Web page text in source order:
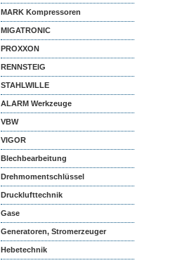
MARK Kompressoren
MIGATRONIC
PROXXON
RENNSTEIG
STAHLWILLE
ALARM Werkzeuge
VBW
VIGOR
Blechbearbeitung
Drehmomentschlüssel
Drucklufttechnik
Gase
Generatoren, Stromerzeuger
Hebetechnik